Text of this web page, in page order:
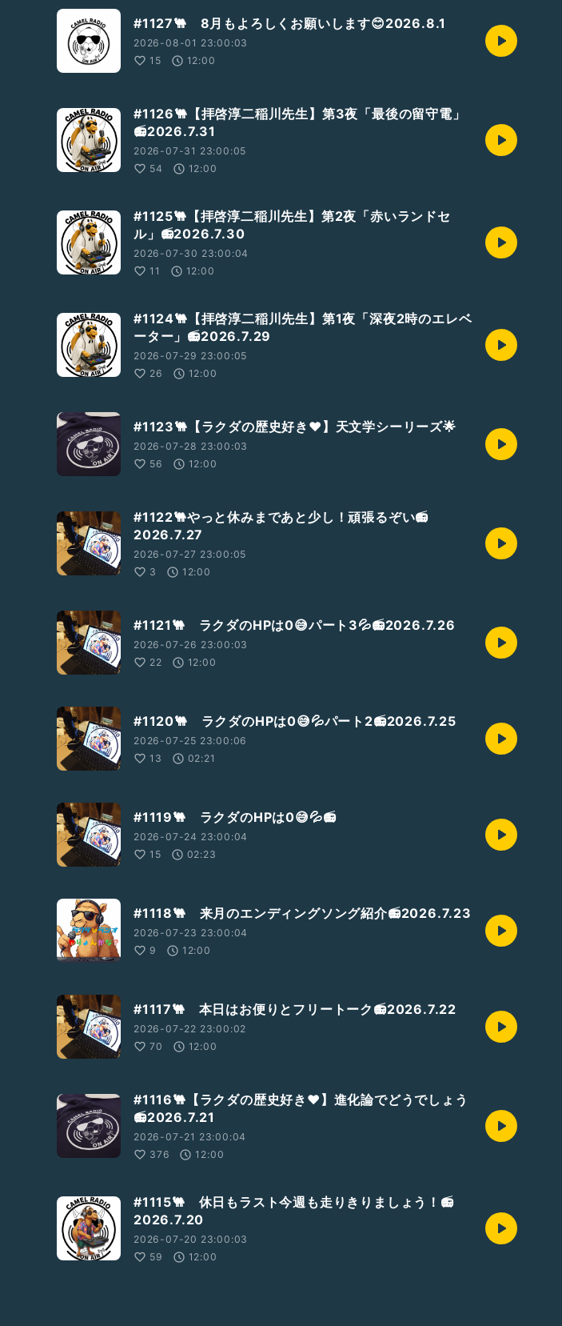
#1127🐫 8月もよろしくお願いします😊2026.8.1
2026-08-01 23:00:03
15
12:00
#1126🐫【拝啓淳二稲川先生】第3夜「最後の留守電」
📻2026.7.31
2026-07-31 23:00:05
54
12:00
#1125🐫【拝啓淳二稲川先生】第2夜「赤いランドセ
ル」📻2026.7.30
2026-07-30 23:00:04
11
12:00
#1124🐫【拝啓淳二稲川先生】第1夜「深夜2時のエレベ
ーター」📻2026.7.29
2026-07-29 23:00:05
26
12:00
#1123🐫【ラクダの歴史好き❤】天文学シーリーズ🌟
2026-07-28 23:00:03
56
12:00
#1122🐫やっと休みまであと少し！頑張るぞい📻
2026.7.27
2026-07-27 23:00:05
3
12:00
#1121🐫 ラクダのHPは0😅パート3💦📻2026.7.26
2026-07-26 23:00:03
22
12:00
#1120🐫 ラクダのHPは0😅💦パート2📻2026.7.25
2026-07-25 23:00:06
13
02:21
#1119🐫 ラクダのHPは0😅💦📻
2026-07-24 23:00:04
15
02:23
#1118🐫 来月のエンディングソング紹介📻2026.7.23
2026-07-23 23:00:04
9
12:00
#1117🐫 本日はお便りとフリートーク📻2026.7.22
2026-07-22 23:00:02
70
12:00
#1116🐫【ラクダの歴史好き❤】進化論でどうでしょう
📻2026.7.21
2026-07-21 23:00:04
376
12:00
#1115🐫 休日もラスト今週も走りきりましょう！📻
2026.7.20
2026-07-20 23:00:03
59
12:00